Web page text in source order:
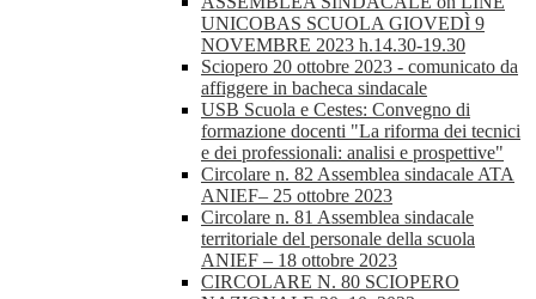
UNICOBAS SCUOLA GIOVEDÌ 9
NOVEMBRE 2023 h.14.30-19.30
Sciopero 20 ottobre 2023 - comunicato da
affiggere in bacheca sindacale
USB Scuola e Cestes: Convegno di
formazione docenti "La riforma dei tecnici
e dei professionali: analisi e prospettive"
Circolare n. 82 Assemblea sindacale ATA
ANIEF– 25 ottobre 2023
Circolare n. 81 Assemblea sindacale
territoriale del personale della scuola
ANIEF – 18 ottobre 2023
CIRCOLARE N. 80 SCIOPERO